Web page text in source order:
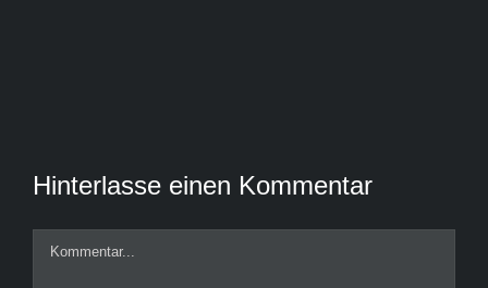
Hinterlasse einen Kommentar
Kommentar